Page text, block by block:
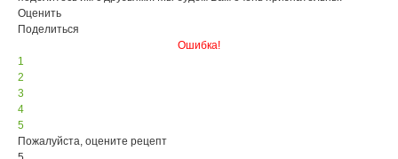
Оценить
Поделиться
Ошибка!
1
2
3
4
5
Пожалуйста, оцените рецепт